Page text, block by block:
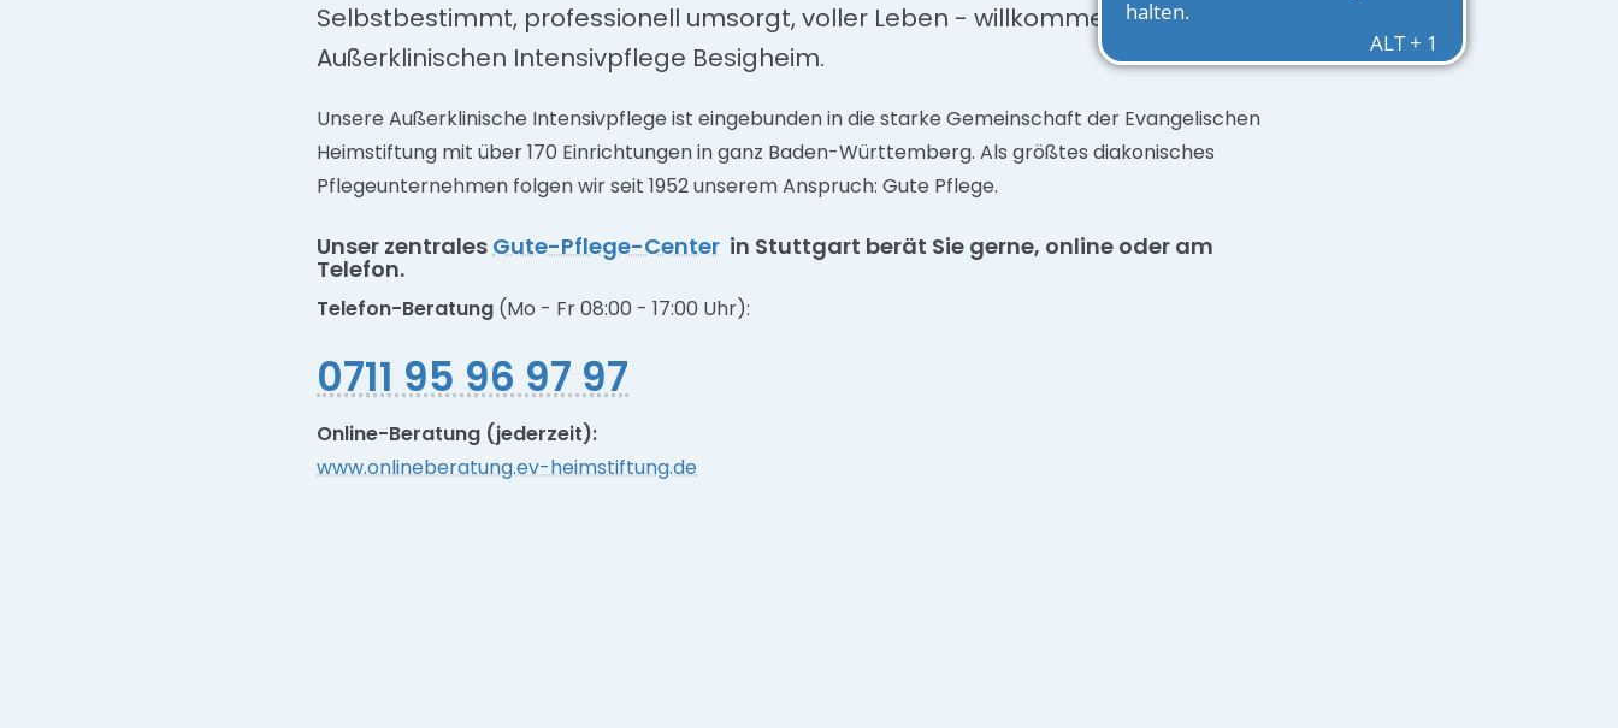
Selbstbestimmt, professionell umsorgt, voller Leben - willkommen bei der
Außerklinischen Intensivpflege Besigheim.
Unsere Außerklinische Intensivpflege ist eingebunden in die starke Gemeinschaft der Evangelischen
Heimstiftung mit über 170 Einrichtungen in ganz Baden-Württemberg. Als größtes diakonisches
Pflegeunternehmen folgen wir seit 1952 unserem Anspruch: Gute Pflege.
Unser zentralesGute-Pflege-Center in Stuttgart berät Sie gerne, online oder am
Telefon.
Telefon-Beratung (Mo - Fr 08:00 - 17:00 Uhr):
0711 95 96 97 97
Online-Beratung (jederzeit):
www.onlineberatung.ev-heimstiftung.de